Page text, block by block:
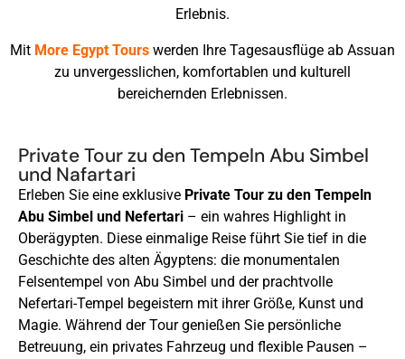
Erlebnis.
Mit More Egypt Tours werden Ihre Tagesausflüge ab Assuan
zu unvergesslichen, komfortablen und kulturell
bereichernden Erlebnissen.
Private Tour zu den Tempeln Abu Simbel
und Nafartari
Erleben Sie eine exklusive Private Tour zu den Tempeln
Abu Simbel und Nefertari – ein wahres Highlight in
Oberägypten. Diese einmalige Reise führt Sie tief in die
Geschichte des alten Ägyptens: die monumentalen
Felsentempel von Abu Simbel und der prachtvolle
Nefertari-Tempel begeistern mit ihrer Größe, Kunst und
Magie. Während der Tour genießen Sie persönliche
Betreuung, ein privates Fahrzeug und flexible Pausen –